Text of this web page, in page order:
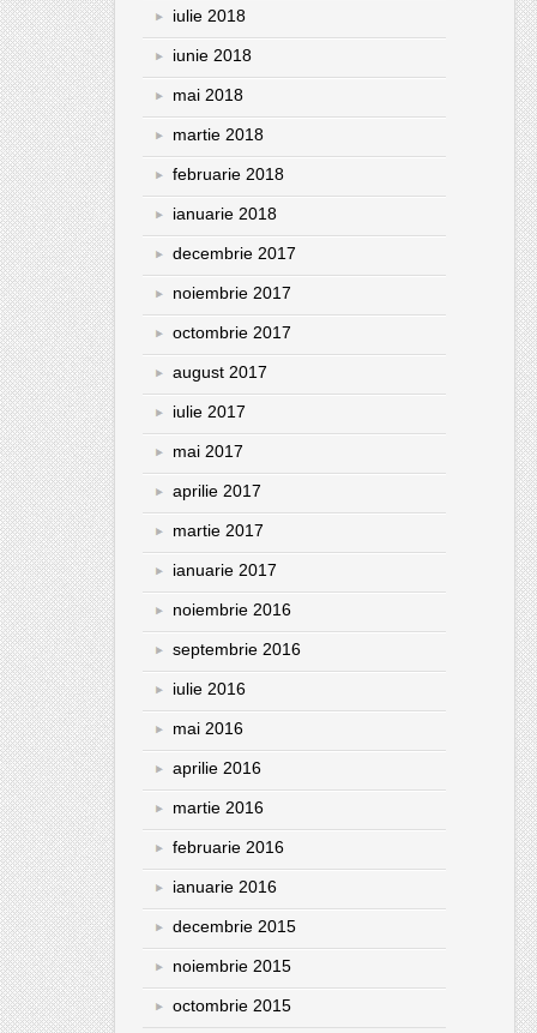
iulie 2018
iunie 2018
mai 2018
martie 2018
februarie 2018
ianuarie 2018
decembrie 2017
noiembrie 2017
octombrie 2017
august 2017
iulie 2017
mai 2017
aprilie 2017
martie 2017
ianuarie 2017
noiembrie 2016
septembrie 2016
iulie 2016
mai 2016
aprilie 2016
martie 2016
februarie 2016
ianuarie 2016
decembrie 2015
noiembrie 2015
octombrie 2015